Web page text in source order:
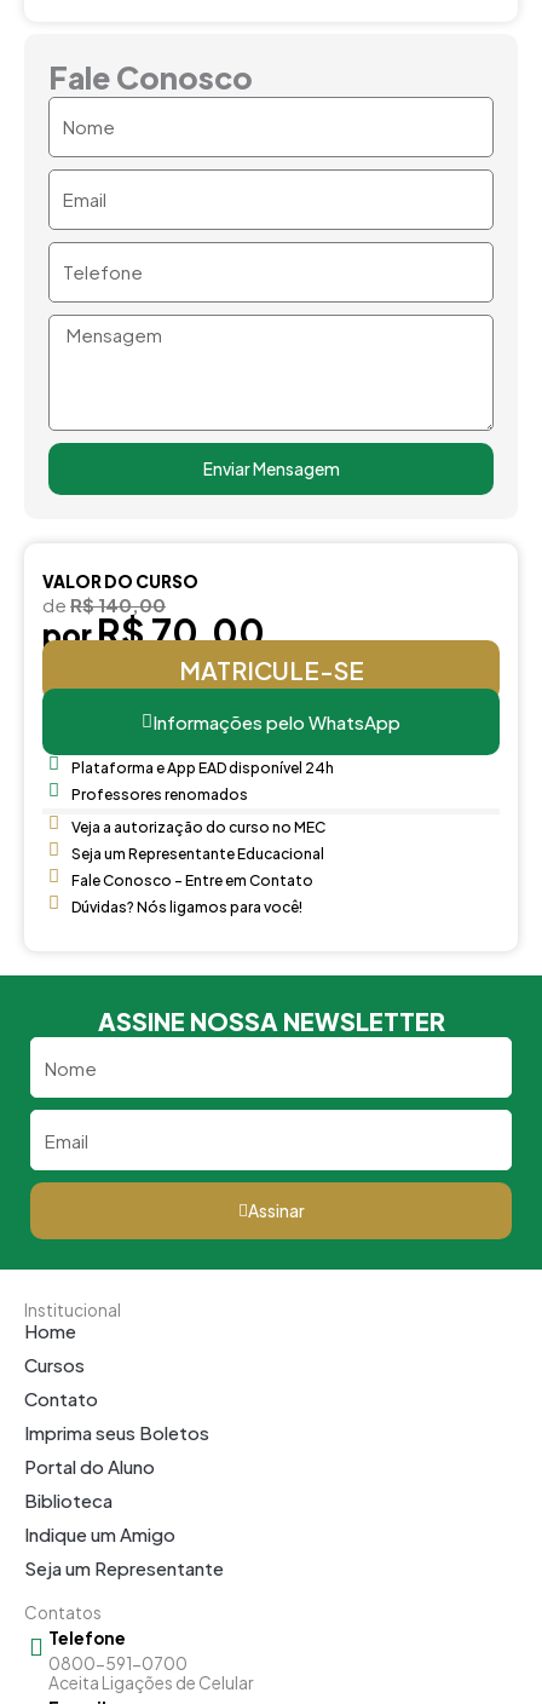
Fale Conosco
Mensagem
Enviar Mensagem
VALOR DO CURSO
de R$ 140,00
porR$ 70,00
MATRICULE-SE
Informações pelo WhatsApp
Plataforma e App EAD disponível 24h
Professores renomados
Veja a autorização do curso no MEC
Seja um Representante Educacional
Fale Conosco - Entre em Contato
Dúvidas? Nós ligamos para você!
ASSINE NOSSA NEWSLETTER
Assinar
Institucional
Home
Cursos
Contato
Imprima seus Boletos
Portal do Aluno
Biblioteca
Indique um Amigo
Seja um Representante
Contatos
Telefone
0800-591-0700
Aceita Ligações de Celular